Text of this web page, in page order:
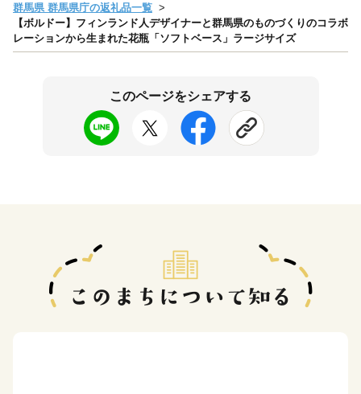
群馬県 群馬県庁の返礼品一覧
【ボルドー】フィンランド人デザイナーと群馬県のものづくりのコラボ
レーションから生まれた花瓶「ソフトベース」ラージサイズ
このページをシェアする